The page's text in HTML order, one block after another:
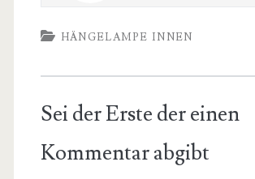
HÄNGELAMPE INNEN
Sei der Erste der einen
Kommentar abgibt